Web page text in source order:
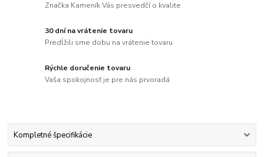
Značka Kameník Vás presvedčí o kvalite
30 dní na vrátenie tovaru
Predĺžili sme dobu na vrátenie tovaru
Rýchle doručenie tovaru
Vaša spokojnosť je pre nás prvoradá
Kompletné špecifikácie